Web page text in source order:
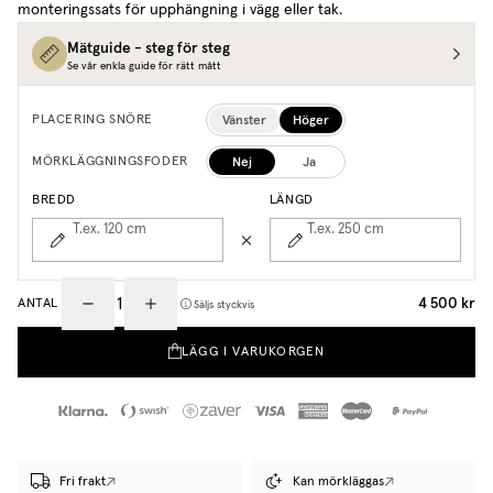
monteringssats för upphängning i vägg eller tak.
Mätguide - steg för steg
Se vår enkla guide för rätt mått
PLACERING SNÖRE Vänster Höger
MÖRKLÄGGNINGSFODER Nej Ja
BREDD
T.ex. 120 cm
LÄNGD
T.ex. 250 cm
ANTAL Säljs styckvis 4 500 kr
LÄGG I VARUKORGEN
Fri frakt Kan mörkläggas